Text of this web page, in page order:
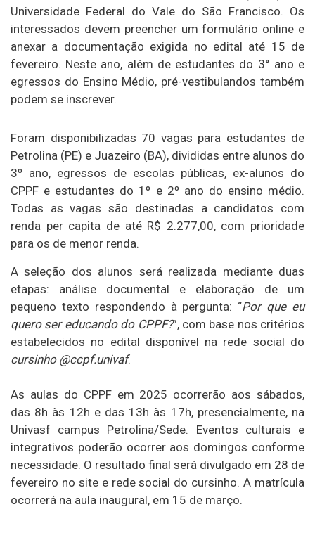
Universidade Federal do Vale do São Francisco. Os
interessados devem preencher um formulário online e
anexar a documentação exigida no edital até 15 de
fevereiro. Neste ano, além de estudantes do 3° ano e
egressos do Ensino Médio, pré-vestibulandos também
podem se inscrever.
Foram disponibilizadas 70 vagas para estudantes de
Petrolina (PE) e Juazeiro (BA), divididas entre alunos do
3º ano, egressos de escolas públicas, ex-alunos do
CPPF e estudantes do 1º e 2º ano do ensino médio.
Todas as vagas são destinadas a candidatos com
renda per capita de até R$ 2.277,00, com prioridade
para os de menor renda.
A seleção dos alunos será realizada mediante duas
etapas: análise documental e elaboração de um
pequeno texto respondendo à pergunta: “Por que eu
quero ser educando do CPPF?”, com base nos critérios
estabelecidos no edital disponível na rede social do
cursinho @ccpf.univaf.
As aulas do CPPF em 2025 ocorrerão aos sábados,
das 8h às 12h e das 13h às 17h, presencialmente, na
Univasf campus Petrolina/Sede. Eventos culturais e
integrativos poderão ocorrer aos domingos conforme
necessidade. O resultado final será divulgado em 28 de
fevereiro no site e rede social do cursinho. A matrícula
ocorrerá na aula inaugural, em 15 de março.